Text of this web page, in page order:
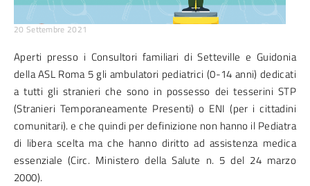
20 Settembre 2021
Aperti presso i Consultori familiari di Setteville e Guidonia
della ASL Roma 5 gli ambulatori pediatrici (0-14 anni) dedicati
a tutti gli stranieri che sono in possesso dei tesserini STP
(Stranieri Temporaneamente Presenti) o ENI (per i cittadini
comunitari). e che quindi per definizione non hanno il Pediatra
di libera scelta ma che hanno diritto ad assistenza medica
essenziale (Circ. Ministero della Salute n. 5 del 24 marzo
2000).